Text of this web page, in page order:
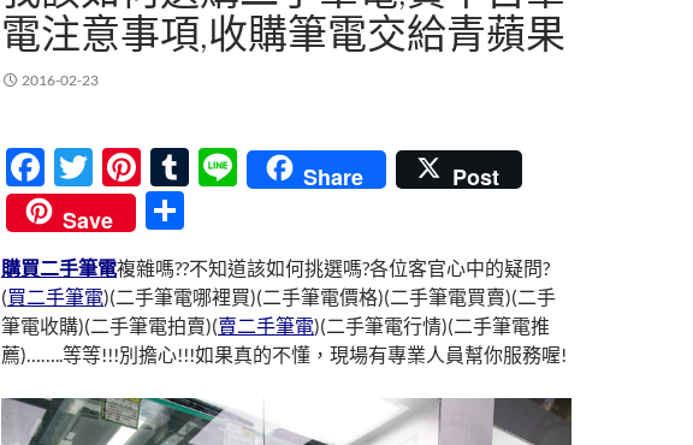
電注意事項,收購筆電交給青蘋果
2016-02-23
F
ac
e
b
o
o
k
T
w
itt
er
Pi
nt
er
es
t
T
bl
r
Li
n
Share
Post
Save
享
購買二手筆電複雜嗎??不知道該如何挑選嗎?各位客官心中的疑問?
(買二手筆電)(二手筆電哪裡買)(二手筆電價格)(二手筆電買賣)(二手
筆電收購)(二手筆電拍賣)(賣二手筆電)(二手筆電行情)(二手筆電推
薦)……..等等!!!別擔心!!!如果真的不懂，現場有專業人員幫你服務喔!